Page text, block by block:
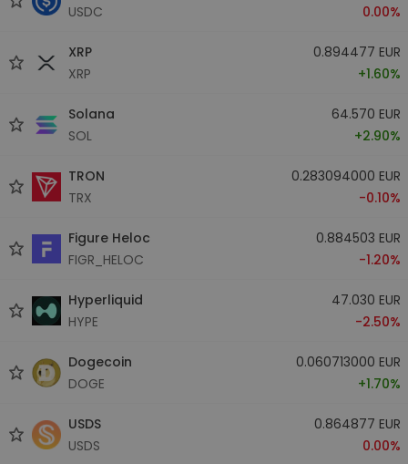
USDC
0.00%
XRP
XRP
0.894477 EUR
+1.60%
Solana
SOL
64.570 EUR
+2.90%
TRON
TRX
0.283094000 EUR
-0.10%
Figure Heloc
FIGR_HELOC
0.884503 EUR
-1.20%
Hyperliquid
HYPE
47.030 EUR
-2.50%
Dogecoin
DOGE
0.060713000 EUR
+1.70%
USDS
USDS
0.864877 EUR
0.00%